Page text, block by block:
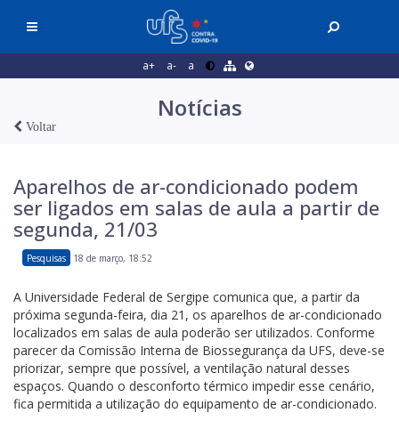
a+ a- a
Notícias
Voltar
Aparelhos de ar-condicionado podem
ser ligados em salas de aula a partir de
segunda, 21/03
Pesquisas 18 de março, 18:52
A Universidade Federal de Sergipe comunica que, a partir da
próxima segunda-feira, dia 21, os aparelhos de ar-condicionado
localizados em salas de aula poderão ser utilizados. Conforme
parecer da Comissão Interna de Biossegurança da UFS, deve-se
priorizar, sempre que possível, a ventilação natural desses
espaços. Quando o desconforto térmico impedir esse cenário,
fica permitida a utilização do equipamento de ar-condicionado.